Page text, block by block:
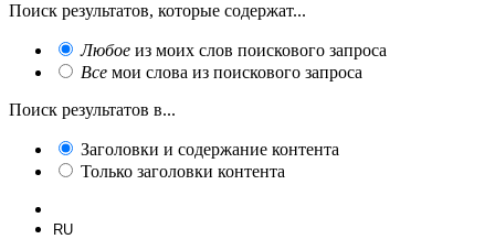
Поиск результатов, которые содержат...
Любое из моих слов поискового запроса
Все мои слова из поискового запроса
Поиск результатов в...
Заголовки и содержание контента
Только заголовки контента
RU